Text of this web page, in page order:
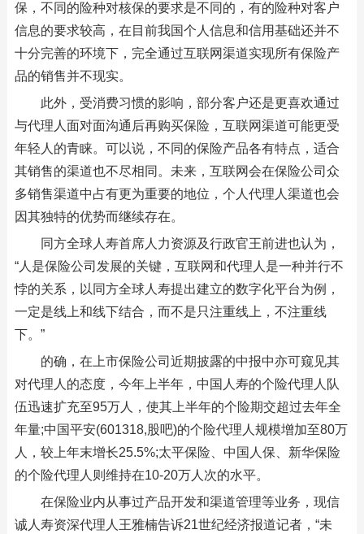
保，不同的险种对核保的要求是不同的，有的险种对客户
信息的要求较高，在目前我国个人信息和信用基础还并不
十分完善的环境下，完全通过互联网渠道实现所有保险产
品的销售并不现实。
此外，受消费习惯的影响，部分客户还是更喜欢通过
与代理人面对面沟通后再购买保险，互联网渠道可能更受
年轻人的青睐。可以说，不同的保险产品各有特点，适合
其销售的渠道也不尽相同。未来，互联网会在保险公司众
多销售渠道中占有更为重要的地位，个人代理人渠道也会
因其独特的优势而继续存在。
同方全球人寿首席人力资源及行政官王前进也认为，
“人是保险公司发展的关键，互联网和代理人是一种并行不
悖的关系，以同方全球人寿提出建立的数字化平台为例，
一定是线上和线下结合，而不是只注重线上，不注重线
下。”
的确，在上市保险公司近期披露的中报中亦可窥见其
对代理人的态度，今年上半年，中国人寿的个险代理人队
伍迅速扩充至95万人，使其上半年的个险期交超过去年全
年量;中国平安(601318,股吧)的个险代理人规模增加至80万
人，较上年末增长25.5%;太平保险、中国人保、新华保险
的个险代理人则维持在10-20万人次的水平。
在保险业内从事过产品开发和渠道管理等业务，现信
诚人寿资深代理人王雅楠告诉21世纪经济报道记者，“未